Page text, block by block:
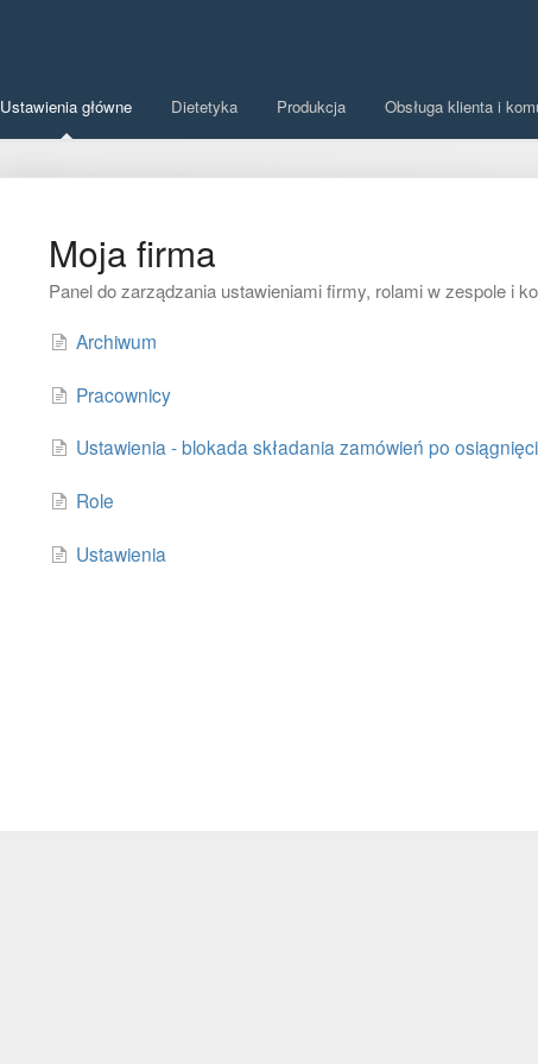
Ustawienia główne Dietetyka Produkcja Obsługa klienta i
Moja firma
Panel do zarządzania ustawieniami firmy, rolami w zespole i
Archiwum
Pracownicy
Ustawienia - blokada składania zamówień po
Role
Ustawienia